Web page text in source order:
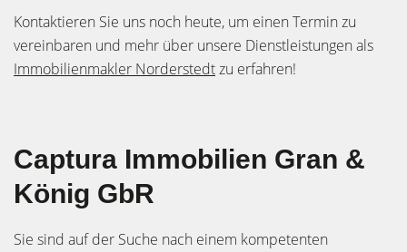
Kontaktieren Sie uns noch heute, um einen Termin zu
vereinbaren und mehr über unsere Dienstleistungen als
Immobilienmakler Norderstedtzu erfahren!
Captura Immobilien Gran &
König GbR
Sie sind auf der Suche nach einem kompetenten